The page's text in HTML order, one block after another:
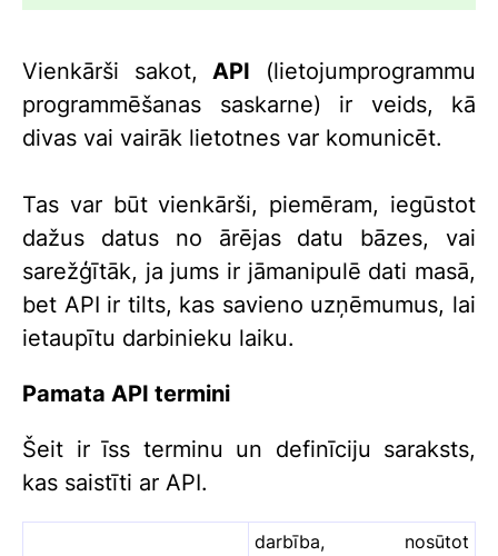
Vienkārši sakot,API (lietojumprogrammu
programmēšanas saskarne) ir veids, kā
divas vai vairāk lietotnes var komunicēt.
Tas var būt vienkārši, piemēram, iegūstot
dažus datus no ārējas datu bāzes, vai
sarežģītāk, ja jums ir jāmanipulē dati masā,
bet API ir tilts, kas savieno uzņēmumus, lai
ietaupītu darbinieku laiku.
Pamata API termini
Šeit ir īss terminu un definīciju saraksts,
kas saistīti ar API.
darbība, nosūtot